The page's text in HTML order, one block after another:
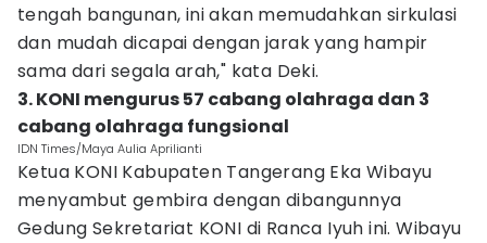
tengah bangunan, ini akan memudahkan sirkulasi
dan mudah dicapai dengan jarak yang hampir
sama dari segala arah," kata Deki.
3. KONI mengurus 57 cabang olahraga dan 3
cabang olahraga fungsional
IDN Times/Maya Aulia Aprilianti
Ketua KONI Kabupaten Tangerang Eka Wibayu
menyambut gembira dengan dibangunnya
Gedung Sekretariat KONI di Ranca Iyuh ini. Wibayu